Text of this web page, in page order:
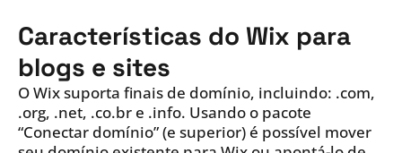
Características do Wix para
blogs e sites
O Wix suporta finais de domínio, incluindo: .com,
.org, .net, .co.br e .info. Usando o pacote
“Conectar domínio” (e superior) é possível mover